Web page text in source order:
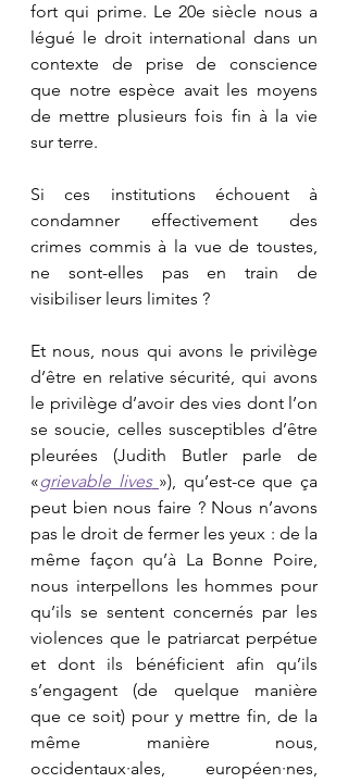
fort qui prime. Le 20e siècle nous a
légué le droit international dans un
contexte de prise de conscience
que notre espèce avait les moyens
de mettre plusieurs fois fin à la vie
sur terre.
Si ces institutions échouent à
condamner effectivement des
crimes commis à la vue de toustes,
ne sont-elles pas en train de
visibiliser leurs limites ?
Et nous, nous qui avons le privilège
d’être en relative sécurité, qui avons
le privilège d’avoir des vies dont l’on
se soucie, celles susceptibles d’être
«grievable lives »), qu’est-ce que ça
peut bien nous faire ? Nous n’avons
pas le droit de fermer les yeux : de la
même façon qu’à La Bonne Poire,
nous interpellons les hommes pour
qu’ils se sentent concernés par les
violences que le patriarcat perpétue
et dont ils bénéficient afin qu’ils
s’engagent (de quelque manière
que ce soit) pour y mettre fin, de la
même manière nous,
occidentaux·ales, européen·nes,